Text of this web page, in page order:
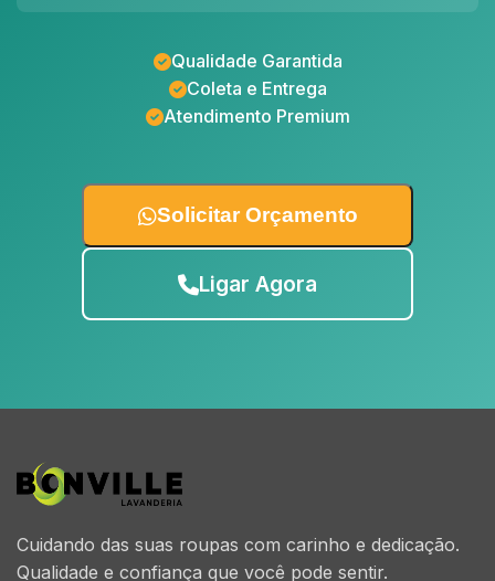
Qualidade Garantida
Coleta e Entrega
Atendimento Premium
Solicitar Orçamento
Ligar Agora
Cuidando das suas roupas com carinho e dedicação.
Qualidade e confiança que você pode sentir.